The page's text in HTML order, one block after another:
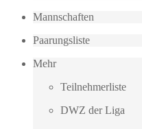
Mannschaften
Paarungsliste
Mehr
Teilnehmerliste
DWZ der Liga